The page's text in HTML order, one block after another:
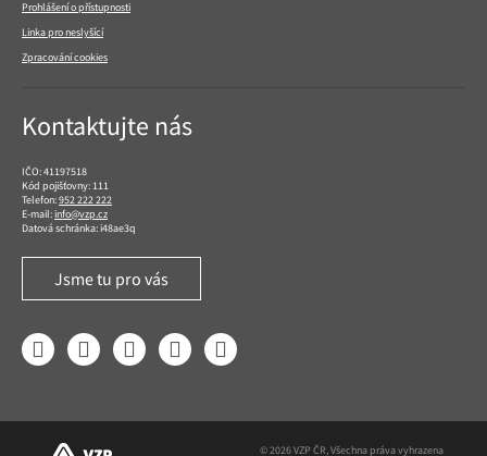
Prohlášení o přístupnosti
Linka pro neslyšící
Zpracování cookies
Kontaktujte nás
IČO: 41197518
Kód pojišťovny: 111
Telefon:952 222 222
E-mail:info@vzp.cz
Datová schránka: i48ae3q
Jsme tu pro vás
FacebookLinkedIn YouTube InstagramTwitter
© 2026 VZP ČR, Všechna práva vyhrazena